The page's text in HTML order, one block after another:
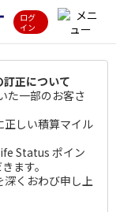
ログ
イン
訂正について
た一部のお客さ
正しい積算マイル
Status ポイン
ます。
深くおわび申し上